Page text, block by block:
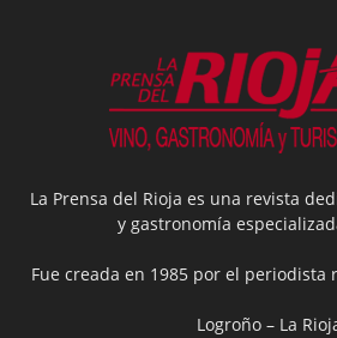
La Prensa del Rioja es una revista
y gastronomía
Fue creada en 1985 por el periodista
Logroño – La